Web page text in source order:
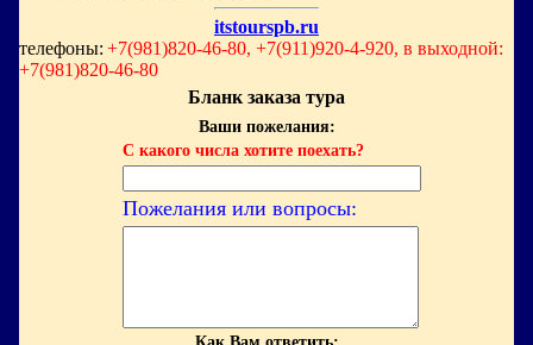
itstourspb.ru
телефоны: +7(981)820-46-80, +7(911)920-4-920, в выходной:
+7(981)820-46-80
Бланк заказа тура
Ваши пожелания:
С какого числа хотите поехать?
Пожелания или вопросы: